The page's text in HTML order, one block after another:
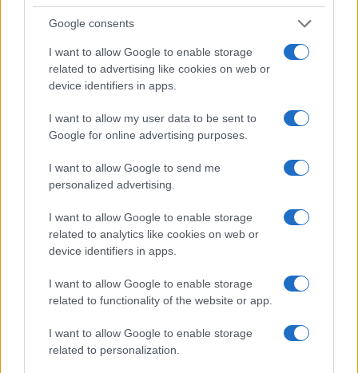
Google consents
I want to allow Google to enable storage
related to advertising like cookies on web or
device identifiers in apps.
I want to allow my user data to be sent to
Google for online advertising purposes.
I want to allow Google to send me
personalized advertising.
I want to allow Google to enable storage
related to analytics like cookies on web or
device identifiers in apps.
I want to allow Google to enable storage
related to functionality of the website or app.
I want to allow Google to enable storage
related to personalization.
no te puedes perder en agosto de 2026
DEPORTES
FIFA anuncia que las futbolistas recibirán
baja de maternidad
La FIFA anunció que las futbolistas profesionales recibirán…